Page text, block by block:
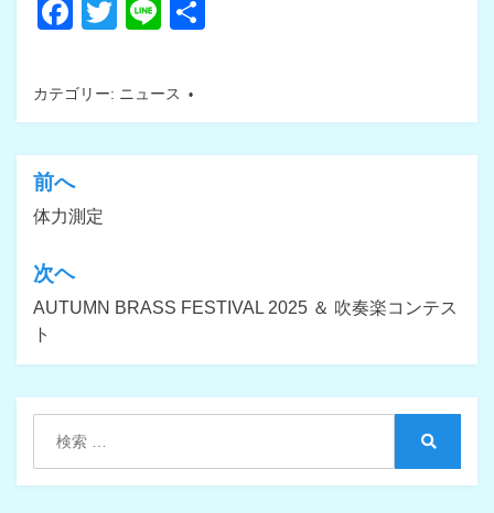
F
c
e
b
o
o
T
tt
er
Li
e
カテゴリー: ニュース
投
稿
ナ
ビ
ゲ
ー
シ
ョ
ン
前へ
体力測定
次ヘ
AUTUMN BRASS FESTIVAL 2025 ＆ 吹奏楽コンテス
ト